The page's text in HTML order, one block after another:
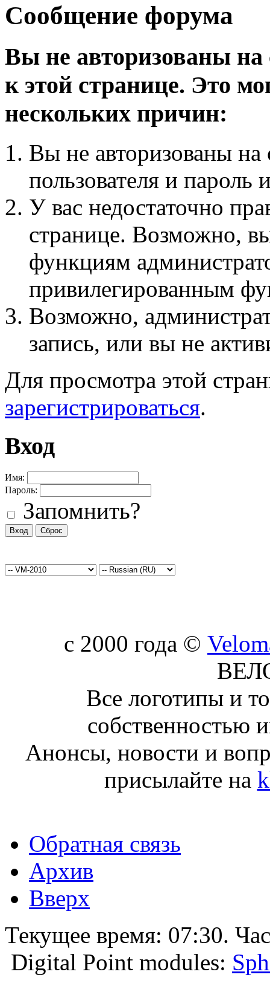
Сообщение форума
Вы не авторизованы на
к этой странице. Это
нескольких причин:
Вы не авторизованы на
пользователя и пароль
У вас недостаточно
странице. Возможно,
функциям
привилегированным
Возможно,
запись, или вы не
Для просмотра этой
зарегистрироваться.
Вход
Имя:
Пароль:
Запомнить?
c 2000 года ©
Все логотипы и
собственностью
Анонсы, новости и
присылайте на
Обратная связь
Архив
Вверх
Текущее время: 07:30.
Digital Point modules: